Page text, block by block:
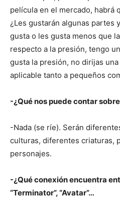
película en el mercado, habrá
¿Les gustarán algunas partes
gusta o les gusta menos que
respecto a la presión, tengo
gusta la presión, no dirijas
aplicable tanto a pequeños
-¿Qué nos puede contar
-Nada (se ríe). Serán
culturas, diferentes criaturas,
personajes.
-¿Qué conexión encuentra
“Terminator”, “Avatar”…